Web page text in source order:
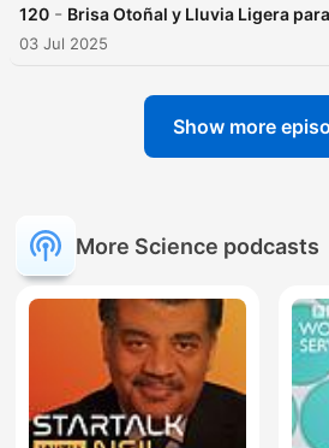
120 - Brisa Otoñal y Lluvia Ligera
03 Jul 2025
Show more
More Science podcasts